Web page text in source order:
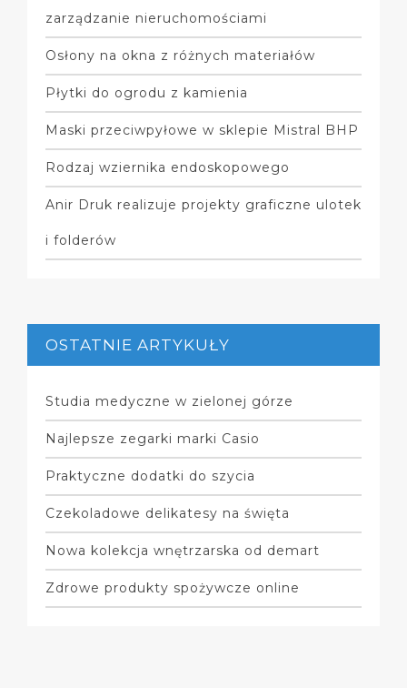
zarządzanie nieruchomościami
Osłony na okna z różnych materiałów
Płytki do ogrodu z kamienia
Maski przeciwpyłowe w sklepie Mistral BHP
Rodzaj wziernika endoskopowego
Anir Druk realizuje projekty graficzne ulotek
i folderów
OSTATNIE ARTYKUŁY
Studia medyczne w zielonej górze
Najlepsze zegarki marki Casio
Praktyczne dodatki do szycia
Czekoladowe delikatesy na święta
Nowa kolekcja wnętrzarska od demart
Zdrowe produkty spożywcze online